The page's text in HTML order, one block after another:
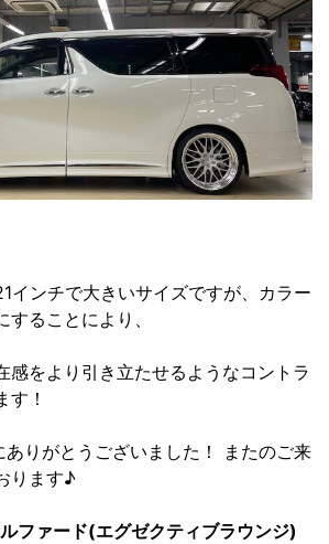
インチで大きいサイズですが、カラー
ることにより、
感をより引き立たせるようなコントラ
す！
ありがとうございました！ またのご来
ります♪
ファード(エグゼクティブラウンジ)